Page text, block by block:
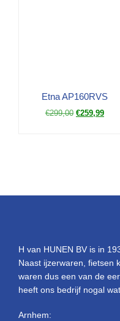
Etna AP160RVS
€299,00 €259,99
H van HUNEN BV is in
Naast ijzerwaren, fietsen
waren dus een van de
heeft ons bedrijf nogal
Arnhem: